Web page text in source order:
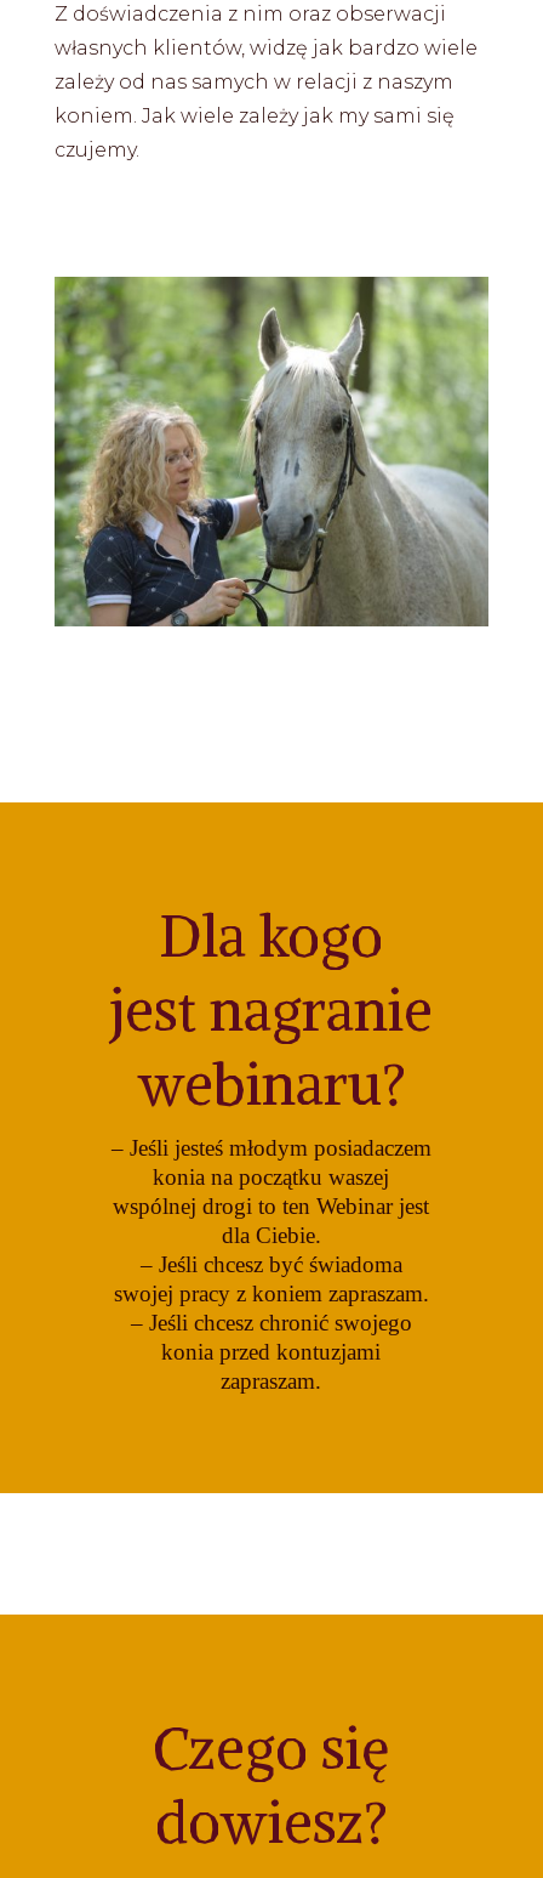
Z doświadczenia z nim oraz obserwacji
własnych klientów, widzę jak bardzo wiele
zależy od nas samych w relacji z naszym
koniem . Jak wiele zależy jak my sami się
czujemy.
Dla kogo
jest nagranie
webinaru?
– Jeśli jesteś młodym posiadaczem
konia na początku waszej
wspólnej drogi to ten Webinar jest
dla Ciebie.
– Jeśli chcesz być świadoma
swojej pracy z koniem zapraszam.
– Jeśli chcesz chronić swojego
konia przed kontuzjami
zapraszam.
Czego się
dowiesz?